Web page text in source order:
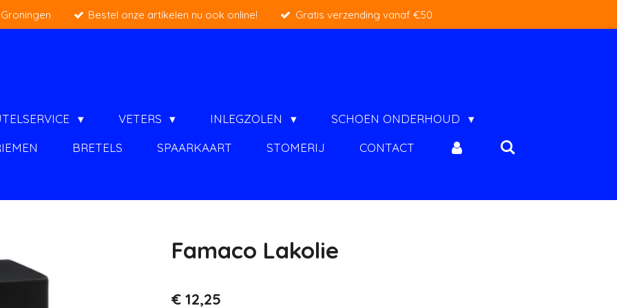
Bestel onze artikelen nu ook online! Gratis verzending vanaf €50
VETERS INLEGZOLEN
SCHOEN ONDERHOUD
BRETELS SPAARKAART STOMERIJ CONTACT
Famaco Lakolie
€ 12,25